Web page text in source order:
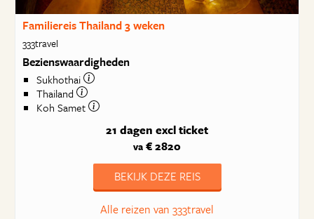
Familiereis Thailand 3 weken
333travel
Bezienswaardigheden
Sukhothai
Thailand
Koh Samet
21 dagen excl ticket
va € 2820
BEKIJK DEZE REIS
Alle reizen van 333travel